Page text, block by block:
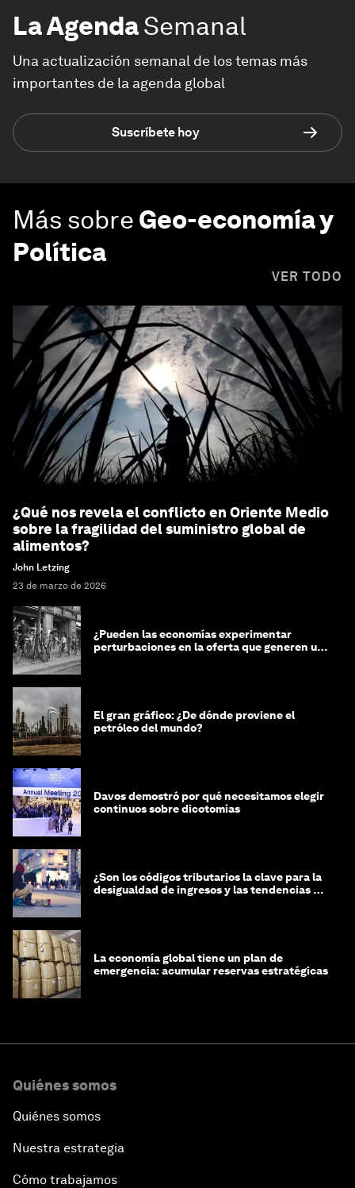
La AgendaSemanal
Una actualización semanal de los temas más
importantes de la agenda global
Suscríbete hoy
Más sobre Geo-economía y
Política
VER TODO
¿Qué nos revela el conflicto en Oriente Medio
sobre la fragilidad del suministro global de
alimentos?
John Letzing
23 de marzo de 2026
¿Pueden las economías experimentar
perturbaciones en la oferta que generen un
El gran gráfico: ¿De dónde proviene el
petróleo del mundo?
Davos demostró por qué necesitamos elegir
continuos sobre dicotomías
¿Son los códigos tributarios la clave para la
desigualdad de ingresos y las tendencias de
La economía global tiene un plan de
emergencia: acumular reservas estratégicas
Quiénes somos
Quiénes somos
Nuestra estrategia
Cómo trabajamos